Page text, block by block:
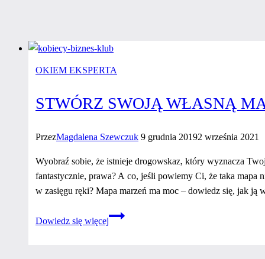
OKIEM EKSPERTA
STWÓRZ SWOJĄ WŁASNĄ
PrzezMagdalena Szewczuk 9 grudnia 20192 września 2021
Wyobraź sobie, że istnieje drogowskaz, który wyznacza
fantastycznie, prawa? A co, jeśli powiemy Ci, że taka mapa
w zasięgu ręki? Mapa marzeń ma moc – dowiedz się, jak ją
Dowiedz się więcej
Stwórz